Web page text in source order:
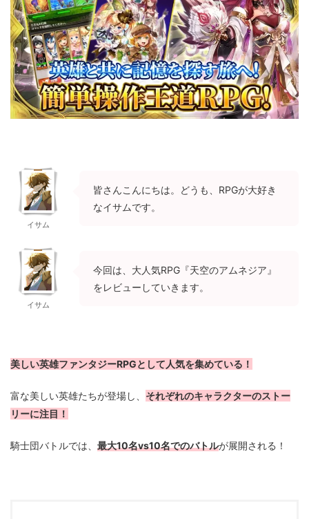
イサム
皆さんこんにちは。どうも、RPGが大好き
なイサムです。
イサム
今回は、大人気RPG『天空のアムネジア』
をレビューしていきます。
美しい英雄ファンタジーRPGとして人気を集めている！
富な美しい英雄たちが登場し、 それぞれのキャラクターのストー
リーに注目！
騎士団バトルでは、 最大10名vs10名でのバトルが展開される！